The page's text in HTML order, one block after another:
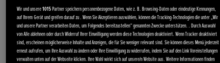
Wir und unsere1015Partner speichern personenbezogene Daten, wie z. B. Browsing-Daten oder eindeutige Kennungen,
auf Ihrem Gerät und greifen darauf zu . Wenn Sie Akzeptieren auswählen, können die Tracking-Technologien die unter „Wir
und unsere Partner verarbeiten Daten, um Folgendes bereitzustellen“ genannten Zwecke unterstützen. . Durch Auswahl
von Alle ablehnen oder durch Widerruf Ihrer Einwilligung werden diese Technologien deaktiviert. Wenn Tracker deaktiviert
sind, erscheinen möglicherweise Inhalte und Anzeigen, die für Sie weniger relevant sind. Sie können dieses Menü jederzeit
erneut aufrufen, um Ihre Auswahl zu ändern oder Ihre Einwilligung zu widerrufen, indem Sie auf den Link Voreinstellungen
verwalten unten auf der Webseite klicken. Ihre Wahl wirkt sich auf unsere/n Website aus. Weitere Informationen finden